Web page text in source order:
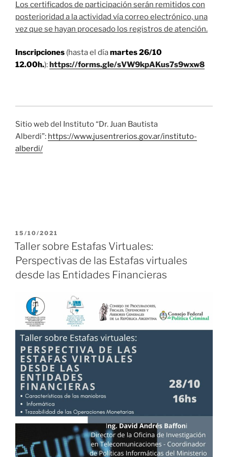
Los certificados de participación serán remitidos con
posterioridad a la actividad vía correo electrónico, una
vez que se hayan procesado los registros de atención.
Inscripciones (hasta el díamartes 26/10
12.00h.):https://forms.gle/sVW9kpAKus7s9wxw8
Sitio web del Instituto “Dr. Juan Bautista
Alberdi”: https://www.jusentrerios.gov.ar/instituto-
alberdi/
PUBLICADO
EL
15/10/2021
Taller sobre Estafas Virtuales:
Perspectivas de las Estafas virtuales
desde las Entidades Financieras